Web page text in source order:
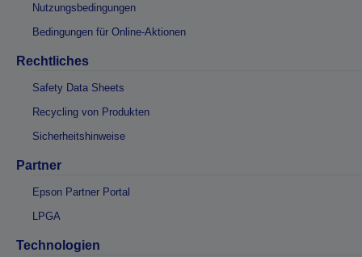
Nutzungsbedingungen
Bedingungen für Online-Aktionen
Rechtliches
Safety Data Sheets
Recycling von Produkten
Sicherheitshinweise
Partner
Epson Partner Portal
LPGA
Technologien